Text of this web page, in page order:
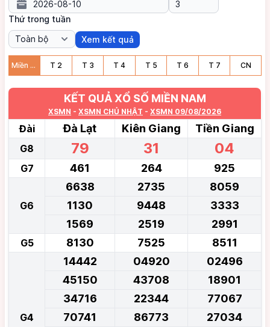
Thứ trong tuần
Xem kết quả
Miền nam T 2 T 3 T 4 T 5 T 6 T 7 CN
KẾT QUẢ XỔ SỐ MIỀN NAM
XSMN - XSMN CHỦ NHẬT - XSMN 09/08/2026
Đài Đà Lạt Kiên Giang Tiền Giang
G8 79 31 04
G7 461 264 925
G6
6638 2735
8059
1130
9448
3333
1569
2519 2991
G5 8130 7525 8511
G4
14442 04920
02496
45150
43708
18901
34716
22344
77067
70741
86773
27034